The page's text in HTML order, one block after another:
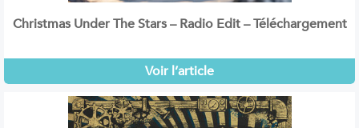
Christmas Under The Stars – Radio Edit – Téléchargement
Voir l’article